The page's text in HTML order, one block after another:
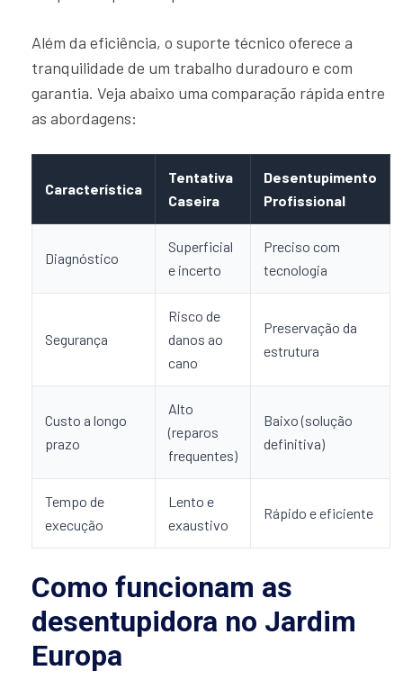
Além da eficiência, o suporte técnico oferece a
tranquilidade de um trabalho duradouro e com
garantia. Veja abaixo uma comparação rápida entre
as abordagens:
Característica
Tentativa
Caseira
Desentupimento
Profissional
Diagnóstico
Superficial
e incerto
Preciso com
tecnologia
Segurança
Risco de
danos ao
cano
Preservação da
estrutura
Custo a longo
prazo
Alto
(reparos
frequentes)
Baixo (solução
definitiva)
Tempo de
execução
Lento e
exaustivo
Rápido e eficiente
Como funcionam as
desentupidora no Jardim
Europa